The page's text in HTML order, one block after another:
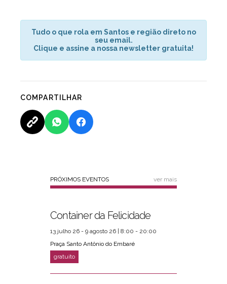
Tudo o que rola em Santos e região direto no
seu email.
Clique e assine a nossa newsletter gratuita!
COMPARTILHAR
PRÓXIMOS EVENTOS ver mais
Container da Felicidade
13 julho 26 - 9 agosto 26 | 8:00 - 20:00
Praça Santo Antônio do Embaré